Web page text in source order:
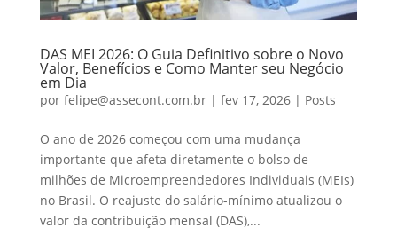
DAS MEI 2026: O Guia Definitivo sobre o Novo
Valor, Benefícios e Como Manter seu Negócio
em Dia
por felipe@assecont.com.br| fev 17, 2026| Posts
O ano de 2026 começou com uma mudança
importante que afeta diretamente o bolso de
milhões de Microempreendedores Individuais (MEIs)
no Brasil. O reajuste do salário-mínimo atualizou o
valor da contribuição mensal (DAS),...